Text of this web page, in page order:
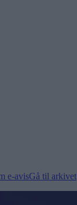
e-avisGå til arkivet